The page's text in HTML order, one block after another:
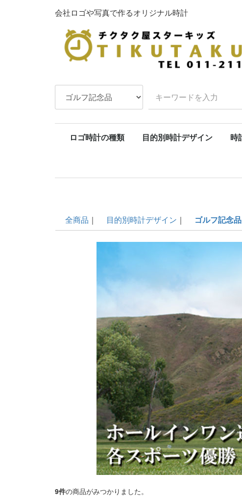
会社ロゴや写真で作るオリジナル時計
ロゴ時計の種類 目的別時計デザイン 時
全商品 目的別時計デザイン ゴルフ記念品
9件の商品がみつかりました。